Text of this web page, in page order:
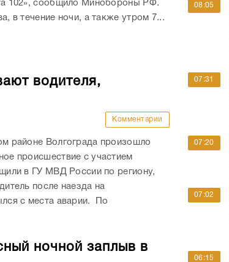
102», сообщило Минобороны РФ.
в течение ночи, а также утром 7...
водителя,
Комментарии
районе Волгограда произошло
происшествие с участием
в ГУ МВД России по региону,
после наезда на
с места аварии. По
ночной заплыв в
08:05
07:31
07:20
07:02
06:15